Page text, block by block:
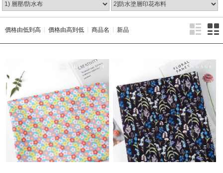
價格由低到高 價格由高到低 商品名 新品